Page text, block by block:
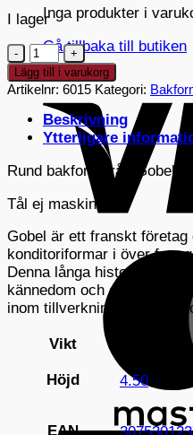
Inga produkter i
Gå tillbaka till butiken
I lager
Gobel
Rund
Slät
Form
Ø
20
Bleckplåt
mängd
Lägg till i varukorg
Artikelnr: 6015 Kategori:
Beskrivning
Ytterligare
Rund bakform från Gobel.
Tål ej maskindisk.
Gobel är ett franskt
konditoriformar i över fem
Denna långa historia har
kännedom och oersättlig
inom tillverkning av formar
Vikt
Höjd 4.50
EAN